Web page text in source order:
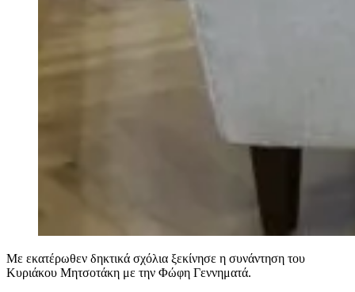
Με εκατέρωθεν δηκτικά σχόλια ξεκίνησε η συνάντηση του
Κυριάκου Μητσοτάκη με την Φώφη Γεννηματά.